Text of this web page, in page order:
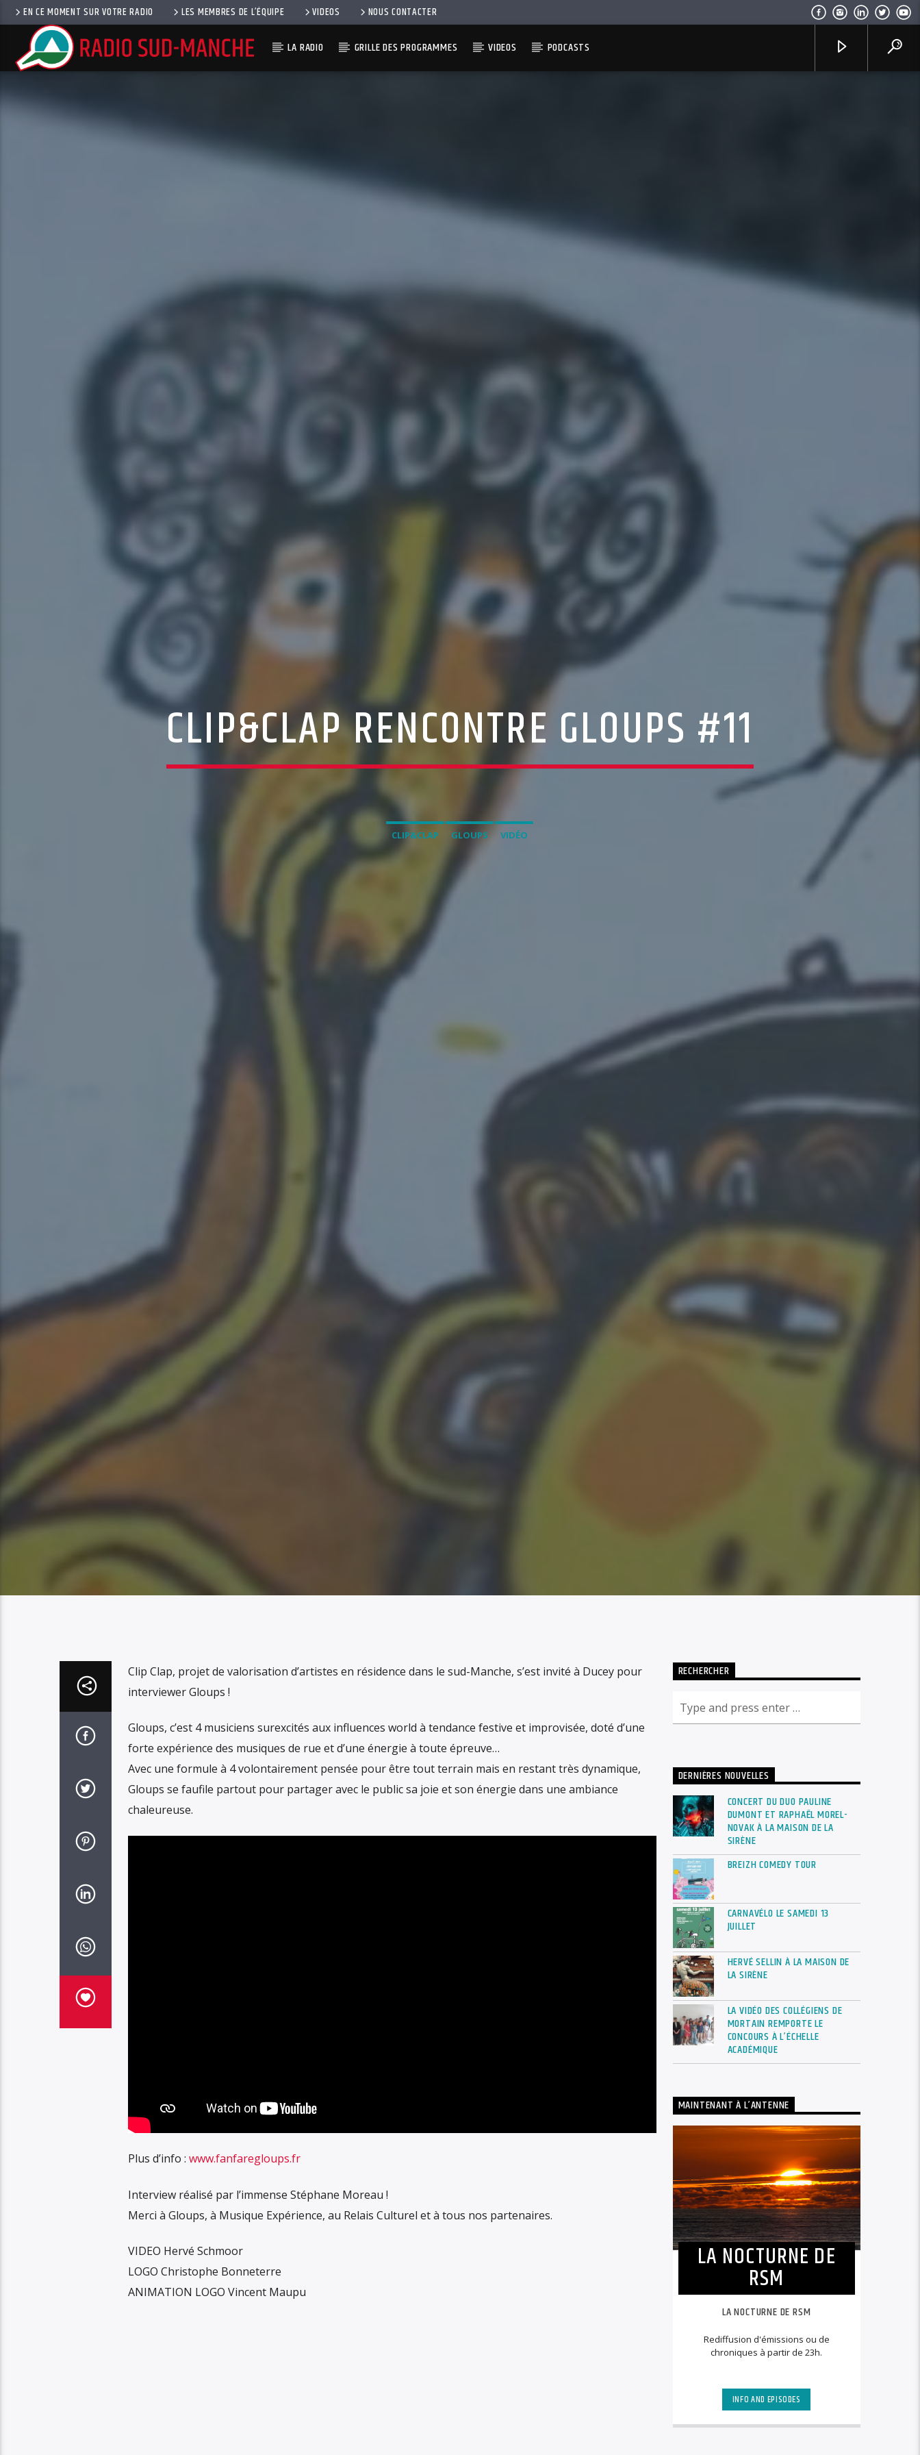
EN CE MOMENT SUR VOTRE RADIO LES MEMBRES DE L’ÉQUIPE VIDEOS NOUS CONTACTER
LA RADIO GRILLE DES PROGRAMMES VIDEOS PODCASTS
CLIP&CLAP RENCONTRE GLOUPS #11
CLIP&CLAP GLOUPS VIDÉO
Clip Clap, projet de valorisation d’artistes en résidence dans le sud-Manche, s’est invité à Ducey pour
interviewer Gloups !
Gloups, c’est 4 musiciens surexcités aux influences world à tendance festive et improvisée, doté d’une
forte expérience des musiques de rue et d’une énergie à toute épreuve…
Avec une formule à 4 volontairement pensée pour être tout terrain mais en restant très dynamique,
Gloups se faufile partout pour partager avec le public sa joie et son énergie dans une ambiance
chaleureuse.
Plus d’info : www.fanfaregloups.fr
Interview réalisé par l’immense Stéphane Moreau !
Merci à Gloups, à Musique Expérience, au Relais Culturel et à tous nos partenaires.
VIDEO Hervé Schmoor
LOGO Christophe Bonneterre
ANIMATION LOGO Vincent Maupu
RECHERCHER
DERNIÈRES NOUVELLES
CONCERT DU DUO PAULINE
DUMONT ET RAPHAËL MOREL-
NOVAK À LA MAISON DE LA
SIRÈNE
BREIZH COMEDY TOUR
CARNAVÉLO LE SAMEDI 13
JUILLET
HERVÉ SELLIN À LA MAISON DE
LA SIRÈNE
LA VIDÉO DES COLLÉGIENS DE
MORTAIN REMPORTE LE
CONCOURS À L’ÉCHELLE
ACADÉMIQUE
MAINTENANT À L’ANTENNE
LA NOCTURNE DE
RSM
LA NOCTURNE DE RSM
Rediffusion d'émissions ou de
chroniques à partir de 23h.
INFO AND EPISODES